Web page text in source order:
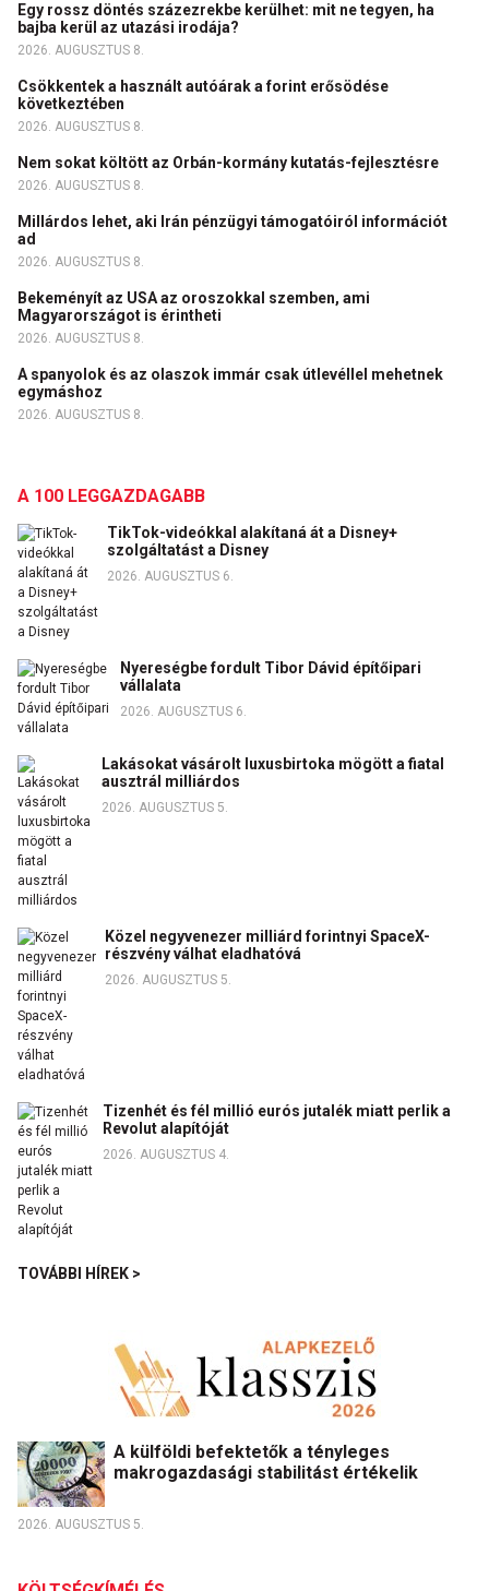
Egy rossz döntés százezrekbe kerülhet: mit ne tegyen, ha
bajba kerül az utazási irodája?
2026. AUGUSZTUS 8.
Csökkentek a használt autóárak a forint erősödése
következtében
2026. AUGUSZTUS 8.
Nem sokat költött az Orbán-kormány kutatás-fejlesztésre
2026. AUGUSZTUS 8.
Millárdos lehet, aki Irán pénzügyi támogatóiról információt
ad
2026. AUGUSZTUS 8.
Bekeményít az USA az oroszokkal szemben, ami
Magyarországot is érintheti
2026. AUGUSZTUS 8.
A spanyolok és az olaszok immár csak útlevéllel mehetnek
egymáshoz
2026. AUGUSZTUS 8.
A 100 LEGGAZDAGABB
TikTok-videókkal alakítaná át a Disney+
szolgáltatást a Disney
2026. AUGUSZTUS 6.
Nyereségbe fordult Tibor Dávid építőipari
vállalata
2026. AUGUSZTUS 6.
Lakásokat vásárolt luxusbirtoka mögött a fiatal
ausztrál milliárdos
2026. AUGUSZTUS 5.
Közel negyvenezer milliárd forintnyi SpaceX-
részvény válhat eladhatóvá
2026. AUGUSZTUS 5.
Tizenhét és fél millió eurós jutalék miatt perlik a
Revolut alapítóját
2026. AUGUSZTUS 4.
TOVÁBBI HÍREK >
A külföldi befektetők a tényleges
makrogazdasági stabilitást értékelik
2026. AUGUSZTUS 5.